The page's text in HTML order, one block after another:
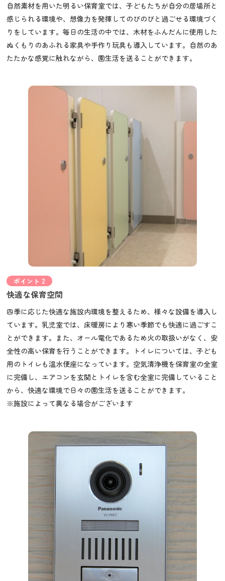
自然素材を用いた明るい保育室では、子どもたちが自分の居場所と
感じられる環境や、想像力を発揮してのびのびと過ごせる環境づく
りをしています。毎日の生活の中では、木材をふんだんに使用した
ぬくもりのあふれる家具や手作り玩具も導入しています。自然のあ
たたかな感覚に触れながら、園生活を送ることができます。
ポイント 2
快適な保育空間
四季に応じた快適な施設内環境を整えるため、様々な設備を導入し
ています。乳児室では、床暖房により寒い季節でも快適に過ごすこ
とができます。また、オール電化であるため火の取扱いがなく、安
全性の高い保育を行うことができます。トイレについては、子ども
用のトイレも温水便座になっています。空気清浄機を保育室の全室
に完備し、エアコンを玄関とトイレを含む全室に完備していること
から、快適な環境で日々の園生活を送ることができます。
※施設によって異なる場合がございます